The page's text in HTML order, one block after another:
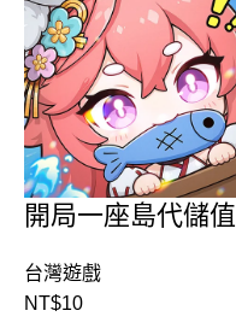
開局一座島代儲值
台灣遊戲
NT$10